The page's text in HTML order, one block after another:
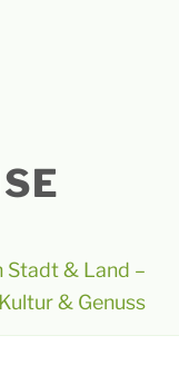
Stadt & Land –
Kultur & Genuss